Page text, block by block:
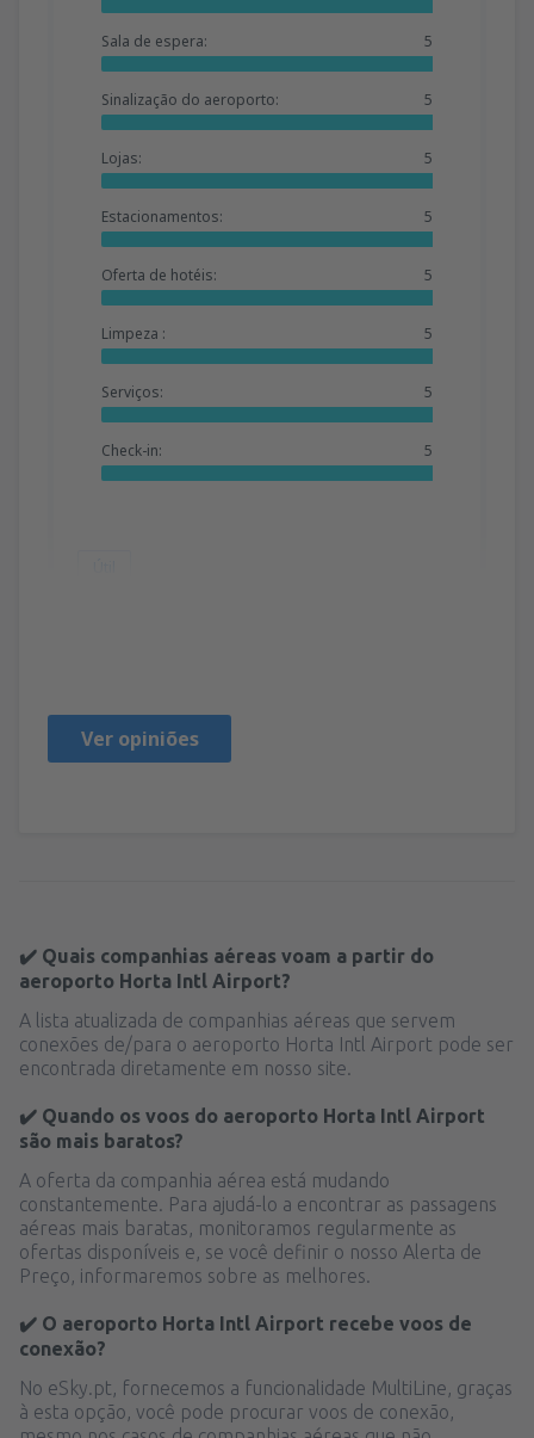
Sala de espera: 5
Sinalização do aeroporto: 5
Lojas: 5
Estacionamentos: 5
Oferta de hotéis: 5
Limpeza : 5
Serviços: 5
Check-in: 5
Ver opiniões
✔️ Quais companhias aéreas voam a partir do
aeroporto Horta Intl Airport?
A lista atualizada de companhias aéreas que servem
conexões de/para o aeroporto Horta Intl Airport pode ser
encontrada diretamente em nosso site.
✔️ Quando os voos do aeroporto Horta Intl Airport
são mais baratos?
A oferta da companhia aérea está mudando
constantemente. Para ajudá-lo a encontrar as passagens
aéreas mais baratas, monitoramos regularmente as
ofertas disponíveis e, se você definir o nosso Alerta de
Preço, informaremos sobre as melhores.
✔️ O aeroporto Horta Intl Airport recebe voos de
conexão?
No eSky.pt, fornecemos a funcionalidade MultiLine, graças
à esta opção, você pode procurar voos de conexão,